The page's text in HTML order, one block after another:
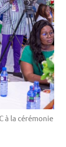
à la cérémonie